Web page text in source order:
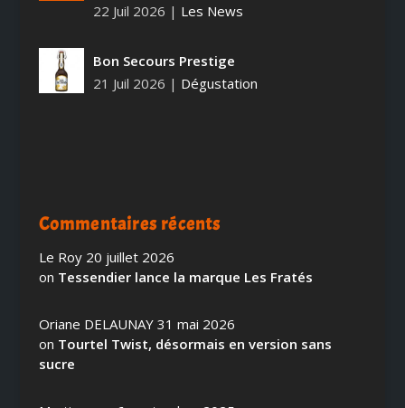
22 Juil 2026 | Les News
Bon Secours Prestige
21 Juil 2026 | Dégustation
Commentaires récents
Le Roy 20 juillet 2026
on Tessendier lance la marque Les Fratés
Oriane DELAUNAY 31 mai 2026
on Tourtel Twist, désormais en version sans
sucre